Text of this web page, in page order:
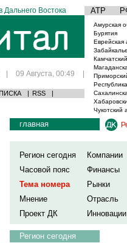
Дальнего Востока АТР
| 09 Августа, 00:49 |
| RSS |
Амурская
Бурятия
Еврейская
Чукотский
главная
Регион сегодня
Компании
Часовой пояс
Финансы
Тема номера
Рынки
Мнение
Отрасль
Проект ДК
Инновации
Регион сегодня